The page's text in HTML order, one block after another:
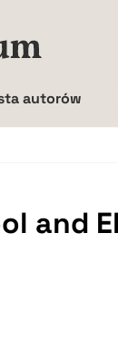
autorów
and